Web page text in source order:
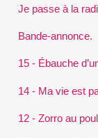
Je passe à la
Bande-annonce.
15 - Ébauche
14 - Ma vie est
12 - Zorro au